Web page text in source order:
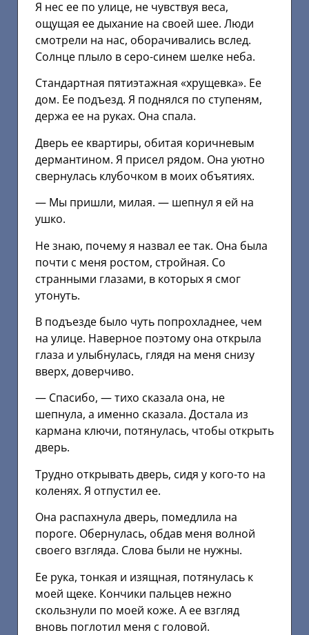
Я нес ее по улице, не чувствуя веса,
ощущая ее дыхание на своей шее. Люди
смотрели на нас, оборачивались вслед.
Солнце плыло в серо-синем шелке неба.
Стандартная пятиэтажная «хрущевка». Ее
дом. Ее подъезд. Я поднялся по ступеням,
держа ее на руках. Она спала.
Дверь ее квартиры, обитая коричневым
дермантином. Я присел рядом. Она уютно
свернулась клубочком в моих объятиях.
— Мы пришли, милая. — шепнул я ей на
ушко.
Не знаю, почему я назвал ее так. Она была
почти с меня ростом, стройная. Со
странными глазами, в которых я смог
утонуть.
В подъезде было чуть попрохладнее, чем
на улице. Наверное поэтому она открыла
глаза и улыбнулась, глядя на меня снизу
вверх, доверчиво.
— Спасибо, — тихо сказала она, не
шепнула, а именно сказала. Достала из
кармана ключи, потянулась, чтобы открыть
дверь.
Трудно открывать дверь, сидя у кого-то на
коленях. Я отпустил ее.
Она распахнула дверь, помедлила на
пороге. Обернулась, обдав меня волной
своего взгляда. Слова были не нужны.
Ее рука, тонкая и изящная, потянулась к
моей щеке. Кончики пальцев нежно
скользнули по моей коже. А ее взгляд
вновь поглотил меня с головой.